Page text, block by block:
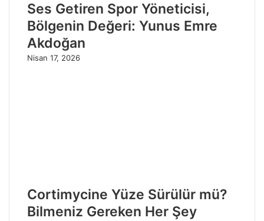
Ses Getiren Spor Yöneticisi,
Bölgenin Değeri: Yunus Emre
Akdoğan
Nisan 17, 2026
Cortimycine Yüze Sürülür mü?
Bilmeniz Gereken Her Şey